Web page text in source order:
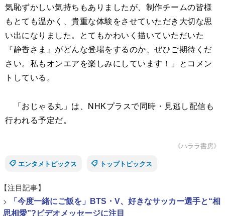
気恥ずかしい気持ちもありましたが、制作チームの皆様
もとても温かく、貴重な体験をさせていただき大切な思
い出になりました。とてもかわいく描いていただいた
『静香さま』がどんな登場をするのか、ぜひご期待くだ
さい。私もオンエアを楽しみにしています！」とコメン
トしている。
「おじゃる丸」は、NHKプラスで同時・見逃し配信も
行われる予定だ。
《ハララ書房》
エンタメトピックス
トップトピックス
【注目記事】
>
「今度一緒にご飯を」BTS・V、好きなサッカー選手と“相
思相愛”?ビデオメッセージに注目